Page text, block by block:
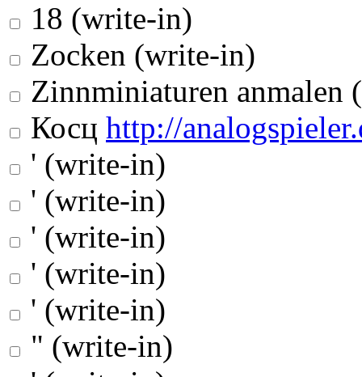
18 (write-in)
Zocken (write-in)
Zinnminiaturen anmalen
Косц http://
' (write-in)
' (write-in)
' (write-in)
' (write-in)
' (write-in)
" (write-in)